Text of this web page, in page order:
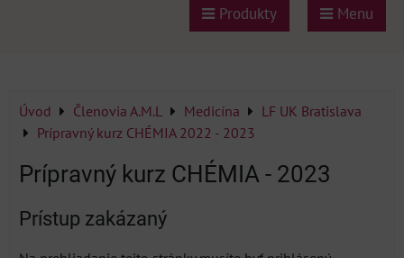
Produkty Menu
Úvod Členovia A.M.L Medicína
LF UK Bratislava
Prípravný kurz CHÉMIA 2022 - 2023
Prípravný kurz CHÉMIA - 2023
Prístup zakázaný